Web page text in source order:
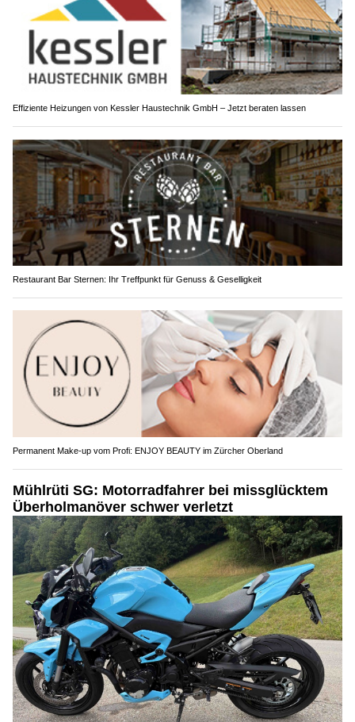
Effiziente Heizungen von Kessler Haustechnik GmbH – Jetzt beraten lassen
Restaurant Bar Sternen: Ihr Treffpunkt für Genuss & Geselligkeit
Permanent Make-up vom Profi: ENJOY BEAUTY im Zürcher Oberland
Mühlrüti SG: Motorradfahrer bei missglücktem
Überholmanöver schwer verletzt